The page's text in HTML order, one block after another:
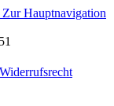
Zur Hauptnavigation
Widerrufsrecht